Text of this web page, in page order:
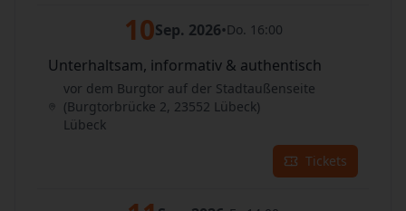
10Sep. 2026•Do. 16:00
Unterhaltsam, informativ & authentisch
vor dem Burgtor auf der Stadtaußenseite
(Burgtorbrücke 2, 23552 Lübeck)
Lübeck
Tickets